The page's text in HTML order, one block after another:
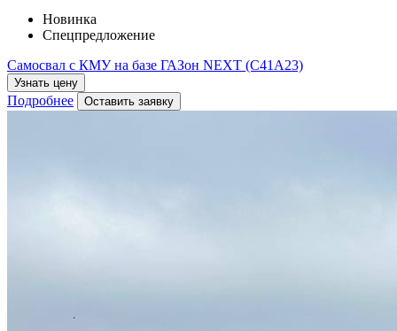
Новинка
Спецпредложение
Самосвал с КМУ на базе ГАЗон NEXT (С41A23)
Узнать цену
Подробнее Оставить заявку